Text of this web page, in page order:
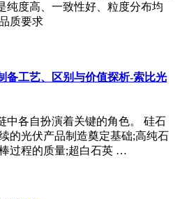
纯度高、一致性好、粒度分布均
质要求
备工艺、区别与价值探析-索比光
中各自扮演着关键的角色。 硅石
的光伏产品制造奠定基础;高纯石
过程的质量;超白石英 …